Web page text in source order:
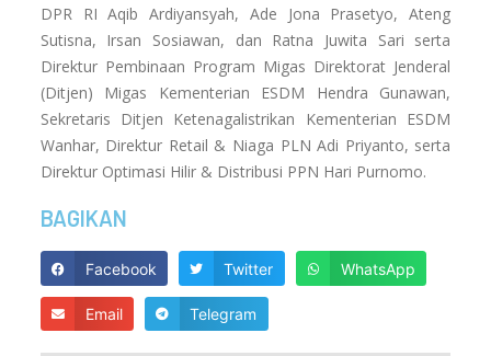
DPR RI Aqib Ardiyansyah, Ade Jona Prasetyo, Ateng
Sutisna, Irsan Sosiawan, dan Ratna Juwita Sari serta
Direktur Pembinaan Program Migas Direktorat Jenderal
(Ditjen) Migas Kementerian ESDM Hendra Gunawan,
Sekretaris Ditjen Ketenagalistrikan Kementerian ESDM
Wanhar, Direktur Retail & Niaga PLN Adi Priyanto, serta
Direktur Optimasi Hilir & Distribusi PPN Hari Purnomo.
BAGIKAN
Facebook Twitter WhatsApp
Email Telegram